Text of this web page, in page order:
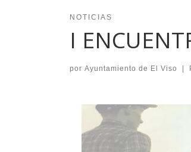
NOTICIAS
I
por Ayuntamiento de El Viso